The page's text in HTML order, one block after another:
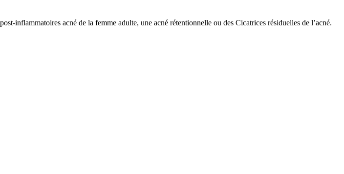
inflammatoires acné de la femme adulte, une acné rétentionnelle ou des Cicatrices résiduelles de l’acné.